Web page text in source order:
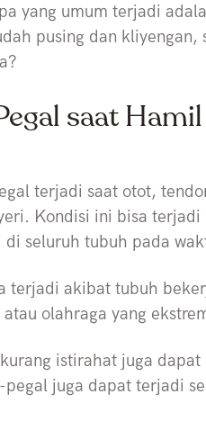
yang umum terjadi
pusing dan kliyengan,
saat Hamil
terjadi saat otot,
Kondisi ini bisa
seluruh tubuh pada
terjadi akibat tubuh
olahraga yang
istirahat juga
juga dapat terjadi